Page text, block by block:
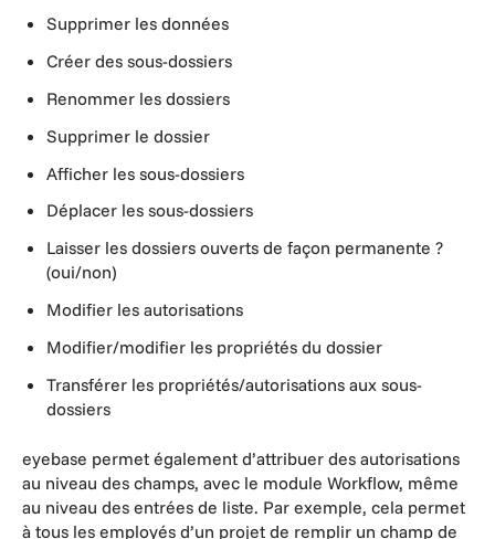
Supprimer les données
Créer des sous-dossiers
Renommer les dossiers
Supprimer le dossier
Afficher les sous-dossiers
Déplacer les sous-dossiers
Laisser les dossiers ouverts de façon permanente ?
(oui/non)
Modifier les autorisations
Modifier/modifier les propriétés du dossier
Transférer les propriétés/autorisations aux sous-
dossiers
eyebase permet également d’attribuer des autorisations
au niveau des champs, avec le module Workflow, même
au niveau des entrées de liste. Par exemple, cela permet
à tous les employés d’un projet de remplir un champ de